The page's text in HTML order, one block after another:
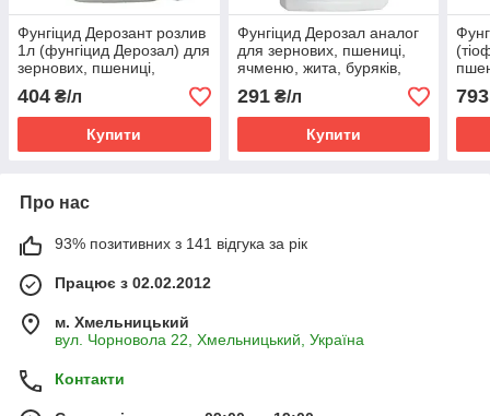
Фунгіцид Дерозант розлив
1л (фунгіцид Дерозал) для
зернових, пшениці,
соняшнику
404 ₴/л
Купити
Фунгіцид Дерозал аналог
для зернових, пшениці,
ячменю, жита, буряків,
соняшнику (карбендазим,
500 г/л, к.с)
291₴/л
Купити
793
Про нас
93% позитивних з 141 відгука за рік
Працює з 02.02.2012
м. Хмельницький
вул. Чорновола 22, Хмельницький, Україна
Контакти